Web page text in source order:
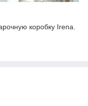
коробку Irena.